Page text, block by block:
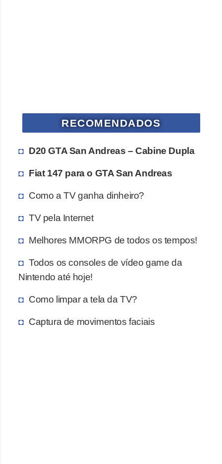
RECOMENDADOS
D20 GTA San Andreas – Cabine Dupla
Fiat 147 para o GTA San Andreas
Como a TV ganha dinheiro?
TV pela Internet
Melhores MMORPG de todos os tempos!
Todos os consoles de vídeo game da
Nintendo até hoje!
Como limpar a tela da TV?
Captura de movimentos faciais
s
e